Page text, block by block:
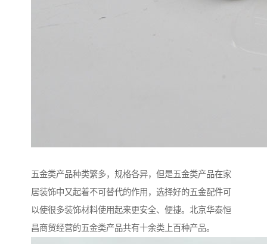
五金类产品种类繁多，规格各异，但是五金类产品在家
居装饰中又起着不可替代的作用，选择好的五金配件可
以使很多装饰材料使用起来更安全、便捷。北京华泰恒
昌商贸经营的五金类产品共有十余类上百种产品。